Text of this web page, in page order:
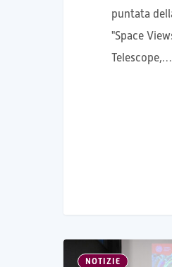
puntata
"Space
Telescope,…
NOTIZIE